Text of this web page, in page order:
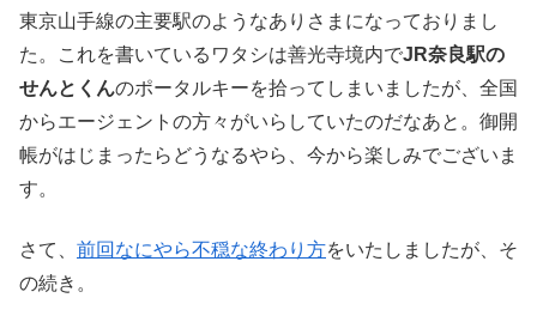
東京山手線の主要駅のようなありさまになっておりまし
た。これを書いているワタシは善光寺境内でJR奈良駅の
せんとくんのポータルキーを拾ってしまいましたが、全国
からエージェントの方々がいらしていたのだなあと。御開
帳がはじまったらどうなるやら、今から楽しみでございま
す。
さて、 前回なにやら不穏な終わり方をいたしましたが、そ
の続き。